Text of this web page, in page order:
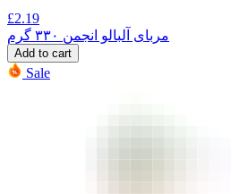
£2.19
مربای آلبالو انجمن ۳۳۰ گرم
Add to cart
Sale